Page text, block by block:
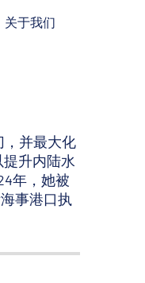
关于我们
，并最大化
升内陆水
年，她被
事港口执